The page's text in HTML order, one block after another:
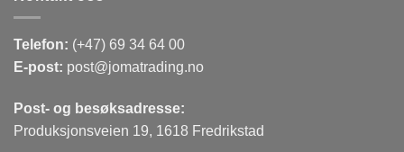
Telefon: (+47) 69 34 64 00
E-post: post@jomatrading.no
Post- og besøksadresse:
Produksjonsveien 19, 1618 Fredrikstad